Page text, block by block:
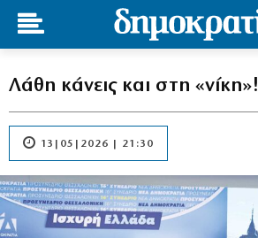
Λάθη κάνεις και στη «νίκη»!
13|05|2026 | 21:30